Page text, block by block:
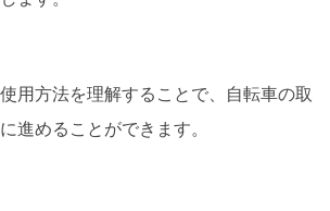
用方法を理解することで、自転車の取
進めることができます。